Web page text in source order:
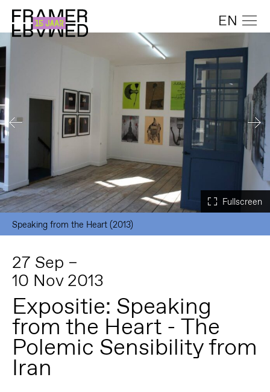
EN
Speaking from the Heart (2013)
27 Sep –
10 Nov 2013
Expositie: Speaking
from the Heart - The
Polemic Sensibility from
Iran